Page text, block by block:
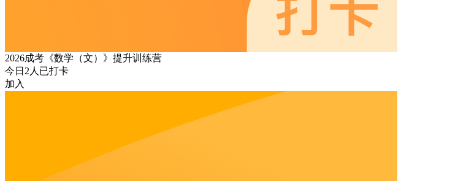
2026成考《数学（文）》提升训练营
今日 2 人已打卡
加入